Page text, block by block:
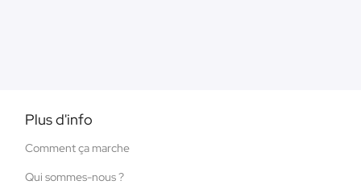
Plus d'info
Comment ça marche
Qui sommes-nous ?